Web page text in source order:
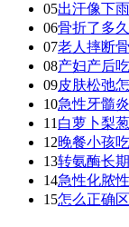
05出汗像下
06骨折了多
07老人摔断
08产妇产后
09皮肤松弛
10急性牙髓
11 白萝卜梨
12晚餐小孩
13转氨酶长
14急性化脓
15怎么正确